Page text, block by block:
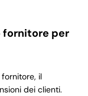
fornitore per
il
dei clienti.